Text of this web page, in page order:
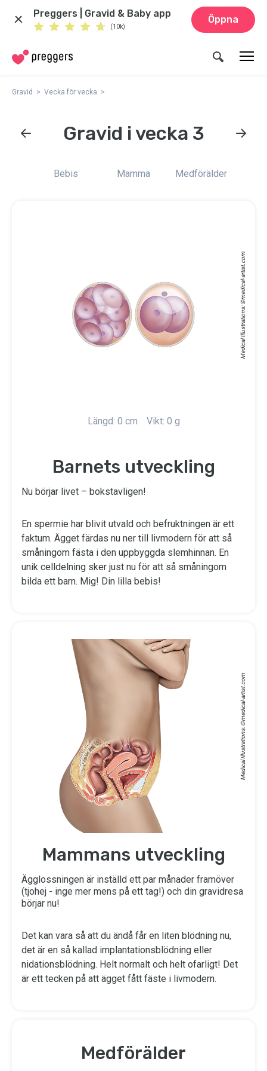
Preggers | Gravid & Baby app
(10k)
Öppna
Gravid Vecka för vecka
Gravid i vecka 3
Bebis Mamma Medförälder
Medical Illustrations: ©
medical-artist.com
Längd: 0 cm Vikt: 0 g
Barnets utveckling
Nu börjar livet – bokstavligen!
En spermie har blivit utvald och befruktningen är ett
faktum. Ägget färdas nu ner till livmodern för att så
småningom fästa i den uppbyggda slemhinnan. En
unik celldelning sker just nu för att så småningom
bilda ett barn. Mig! Din lilla bebis!
Medical Illustrations: ©
medical-artist.com
Mammans utveckling
Ägglossningen är inställd ett par månader framöver
(tjohej - inge mer mens på ett tag!) och din gravidresa
börjar nu!
Det kan vara så att du ändå får en liten blödning nu,
det är en så kallad implantationsblödning eller
nidationsblödning. Helt normalt och helt ofarligt! Det
är ett tecken på att ägget fått fäste i livmodern.
Medförälder